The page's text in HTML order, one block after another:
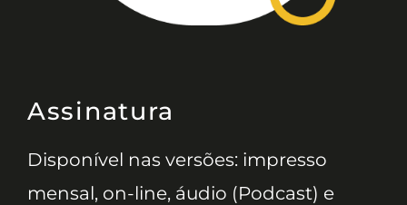
Assinatura
Disponível nas versões: impresso
mensal, on-line, áudio (Podcast) e